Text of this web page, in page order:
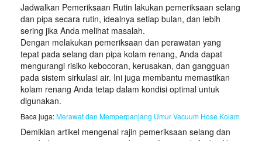
Jadwalkan Pemeriksaan Rutin lakukan pemeriksaan selang
dan pipa secara rutin, idealnya setiap bulan, dan lebih
sering jika Anda melihat masalah.
Dengan melakukan pemeriksaan dan perawatan yang
tepat pada selang dan pipa kolam renang, Anda dapat
mengurangi risiko kebocoran, kerusakan, dan gangguan
pada sistem sirkulasi air. Ini juga membantu memastikan
kolam renang Anda tetap dalam kondisi optimal untuk
digunakan.
Baca juga:Merawat dan Memperpanjang Umur Vacuum Hose Kolam
Demikian artikel mengenai rajin pemeriksaan selang dan